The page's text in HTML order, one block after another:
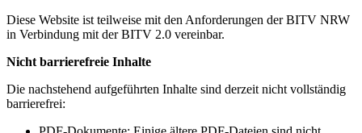
Diese Website ist teilweise mit den Anforderungen der BITV NRW
in Verbindung mit der BITV 2.0 vereinbar.
Nicht barrierefreie Inhalte
Die nachstehend aufgeführten Inhalte sind derzeit nicht vollständig
barrierefrei: